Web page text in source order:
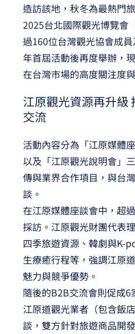
造訪該地，秋冬為最熱門
2025台北國際觀光博覽會
過160位台灣觀光協會成
年首屆活動後再度舉辦，
在台灣市場的高度關注度
江原觀光資源再升級
交流
活動內容分為「江原媒體
以及「江原觀光說明會」
傳與業界合作項目，與台
談。
在江原媒體座談會中，超
採訪。江原觀光財團代表
四季旅遊資源、韓劇與K-
生療癒行程等，強調江原
魅力與競爭優勢。
隨後的B2B交流會則促成
江原道觀光業者（包含飯
談，雙方針對旅遊商品開